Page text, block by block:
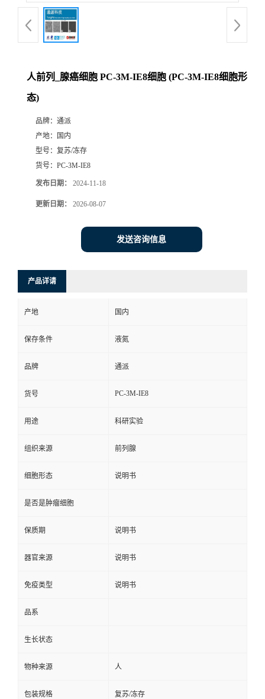
人前列_腺癌细胞 PC-3M-IE8细胞 (PC-3M-IE8细胞形
态)
品牌： 通派
产地：
国内
型号： 复苏/冻存
货号： PC-3M-IE8
发布日期： 2024-11-18
更新日期： 2026-08-07
发送咨询信息
产品详请
产地 国内
保存条件 液氮
品牌 通派
货号 PC-3M-IE8
用途 科研实验
组织来源 前列腺
细胞形态 说明书
是否是肿瘤细胞
保质期 说明书
器官来源 说明书
免疫类型 说明书
品系
生长状态
物种来源 人
包装规格 复苏/冻存